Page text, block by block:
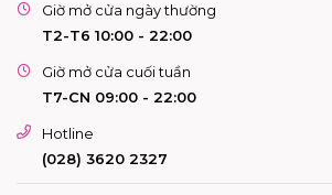
Giờ mở cửa ngày thường
T2-T6 10:00 - 22:00
Giờ mở cửa cuối tuần
T7-CN 09:00 - 22:00
Hotline
(028) 3620 2327